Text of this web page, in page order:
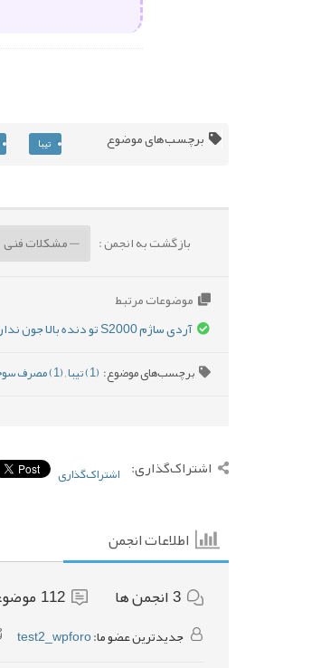
برچسب‌های موضوع تیبا
بازگشت به انجمن :
موضوعات مرتبط
آردی ساژم S2000 تو دنده‌ بالا جون نداره، مشکل چیه؟
برچسب‌های موضوع: (1) تیبا ,(1) مصرف سوخت بالا
اشتراک‌گذاری: اشتراک‌گذاری
اطلاعات انجمن
3انجمن ها 112
جدیدترین عضو ما:test2_wpforo